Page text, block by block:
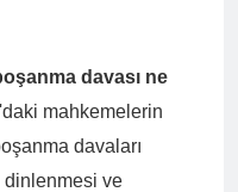
davası ne
mahkemelerin
davaları
dinlenmesi ve